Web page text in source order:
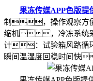
果冻传媒APP色版提
制，操作观察方便
缩机，冷冻系统采
计：试验箱风路循
瞬间温湿度回稳时间快